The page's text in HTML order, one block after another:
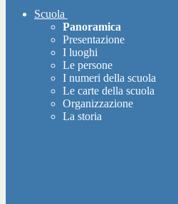
Scuola
Panoramica
Presentazione
I luoghi
Le persone
I numeri della scuola
Le carte della scuola
Organizzazione
La storia